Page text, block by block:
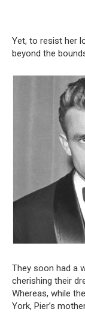
Yet, to resist her
beyond the
They soon had a
cherishing their
Whereas, while
York, Pier’s